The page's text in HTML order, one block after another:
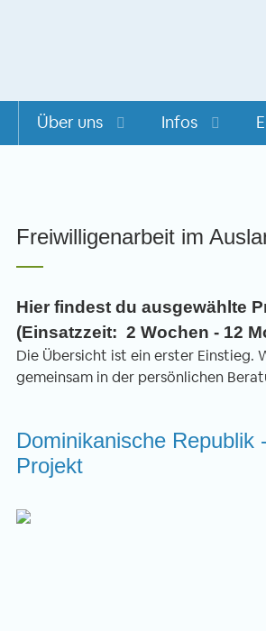
Über uns Infos
Freiwilligenarbeit im
Hier findest du ausgewählte
(Einsatzzeit: 2 Wochen - 12
Die Übersicht ist ein erster Einstieg.
gemeinsam in der persönlichen
Dominikanische
Projekt